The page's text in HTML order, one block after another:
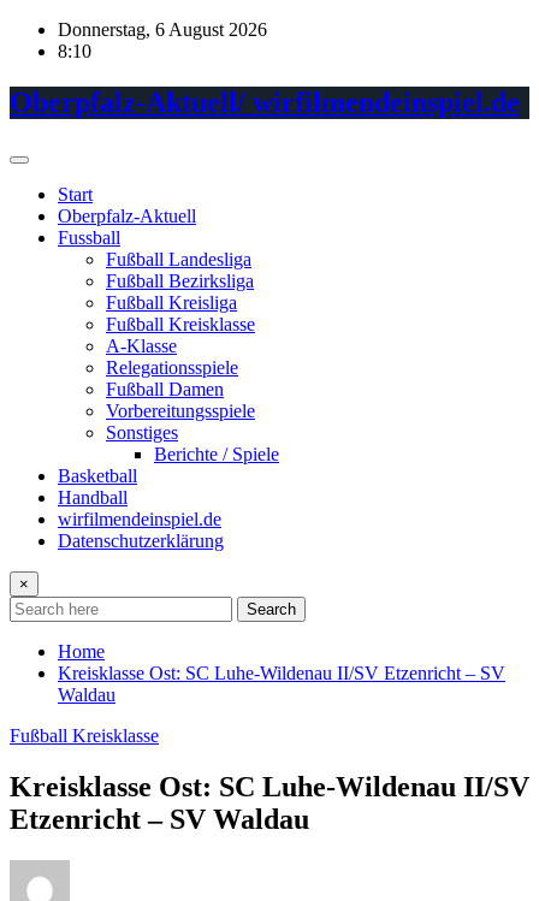
Skip
Donnerstag, 6 August 2026
8:10
Oberpfalz-Aktuell/ wirfilmendeinspiel.de
Start
Oberpfalz-Aktuell
Fussball
Fußball Landesliga
Fußball Bezirksliga
Fußball Kreisliga
Fußball Kreisklasse
A-Klasse
Relegationsspiele
Fußball Damen
Vorbereitungsspiele
Sonstiges
Berichte / Spiele
Basketball
Handball
wirfilmendeinspiel.de
Datenschutzerklärung
×
Search
Home
Kreisklasse Ost: SC Luhe-Wildenau II/SV Etzenricht – SV
Waldau
Fußball Kreisklasse
Kreisklasse Ost: SC Luhe-Wildenau II/SV
Etzenricht – SV Waldau